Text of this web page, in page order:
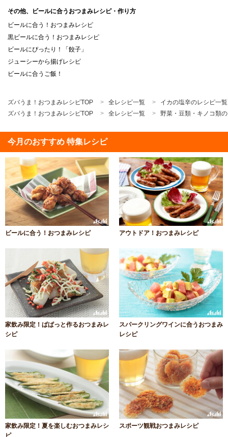
その他、ビールに合うおつまみレシピ・作り方
ビールに合う！おつまみレシピ
黒ビールに合う！おつまみレシピ
ビールにぴったり！「餃子」
ジューシーから揚げレシピ
ビールに合うご飯！
ズバうま！おつまみレシピTOP 全レシピ一覧
イカの塩辛のレシピ一覧
ズバうま！おつまみレシピTOP
全レシピ一覧 野菜・豆類・キノコ類
今月のおすすめ 特集レシピ
ビールに合う！おつまみレシピ アウトドア！おつまみレシピ
家飲み限定！ぱぱっと作るおつまみレ
シピ
スパークリングワインに合うおつまみ
レシピ
家飲み限定！夏を楽しむおつまみレシ
ピ
スポーツ観戦おつまみレシピ